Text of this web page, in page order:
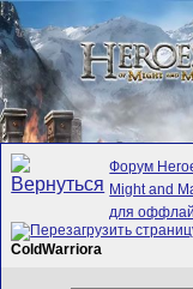
Форум
Might and
для
ColdWarriora